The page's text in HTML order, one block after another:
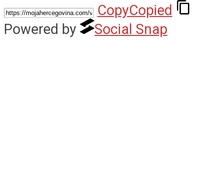
CopyCopied
Powered by
Social Snap